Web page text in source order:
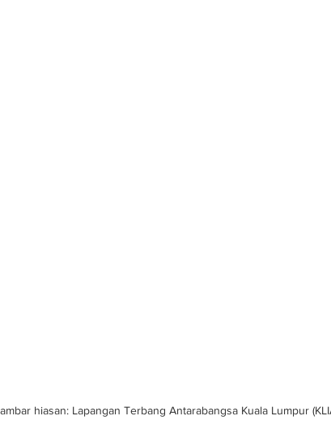
hiasan: Lapangan Terbang Antarabangsa Kuala Lumpur